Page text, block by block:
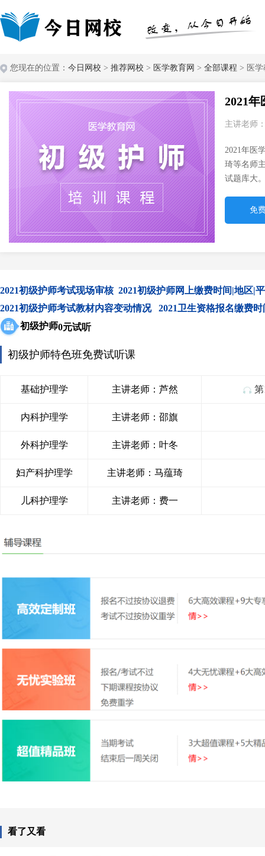
您现在的位置： 今日网校 > 推荐网校 > 医学教育网 > 全部课程 > 医
2021
主讲老师
2021年医
琦等名师
试题库大
免
2021初级护师考试现场审核 2021初级护师网上缴费时间|地区|
2021初级护师考试教材内容变动情况 2021卫生资格报名缴费
初级护师0元试听
初级护师特色班免费试听课
基础护理学 主讲老师：芦然
内科护理学 主讲老师：邵旗
外科护理学 主讲老师：叶冬
妇产科护理学 主讲老师：马蕴琦
儿科护理学 主讲老师：费一
看了又看